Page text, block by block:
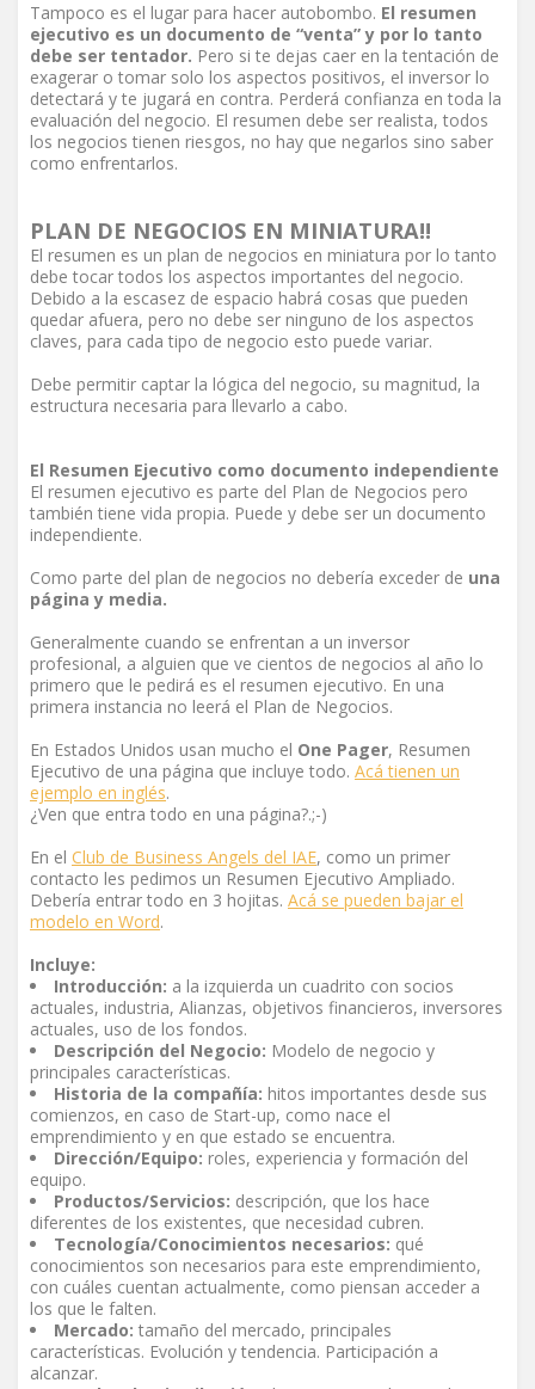
Tampoco es el lugar para hacer autobombo. El resumen
ejecutivo es un documento de “venta” y por lo tanto
debe ser tentador. Pero si te dejas caer en la tentación de
exagerar o tomar solo los aspectos positivos, el inversor lo
detectará y te jugará en contra. Perderá confianza en toda la
evaluación del negocio. El resumen debe ser realista, todos
los negocios tienen riesgos, no hay que negarlos sino saber
como enfrentarlos.
PLAN DE NEGOCIOS EN MINIATURA!!
El resumen es un plan de negocios en miniatura por lo tanto
debe tocar todos los aspectos importantes del negocio.
Debido a la escasez de espacio habrá cosas que pueden
quedar afuera, pero no debe ser ninguno de los aspectos
claves, para cada tipo de negocio esto puede variar.
Debe permitir captar la lógica del negocio, su magnitud, la
estructura necesaria para llevarlo a cabo.
El Resumen Ejecutivo como documento independiente
El resumen ejecutivo es parte del Plan de Negocios pero
también tiene vida propia. Puede y debe ser un documento
independiente.
Como parte del plan de negocios no debería exceder de una
página y media.
Generalmente cuando se enfrentan a un inversor
profesional, a alguien que ve cientos de negocios al año lo
primero que le pedirá es el resumen ejecutivo. En una
primera instancia no leerá el Plan de Negocios.
En Estados Unidos usan mucho el One Pager, Resumen
Ejecutivo de una página que incluye todo. Acá tienen un
ejemplo en inglés.
¿Ven que entra todo en una página?.;-)
En el Club de Business Angels del IAE, como un primer
contacto les pedimos un Resumen Ejecutivo Ampliado.
Debería entrar todo en 3 hojitas. Acá se pueden bajar el
modelo en Word.
Incluye:
Introducción: a la izquierda un cuadrito con socios
actuales, industria, Alianzas, objetivos financieros, inversores
actuales, uso de los fondos.
Descripción del Negocio: Modelo de negocio y
principales características.
Historia de la compañía: hitos importantes desde sus
comienzos, en caso de Start-up, como nace el
emprendimiento y en que estado se encuentra.
Dirección/Equipo: roles, experiencia y formación del
equipo.
Productos/Servicios: descripción, que los hace
diferentes de los existentes, que necesidad cubren.
Tecnología/Conocimientos necesarios: qué
conocimientos son necesarios para este emprendimiento,
con cuáles cuentan actualmente, como piensan acceder a
los que le falten.
Mercado: tamaño del mercado, principales
características. Evolución y tendencia. Participación a
alcanzar.